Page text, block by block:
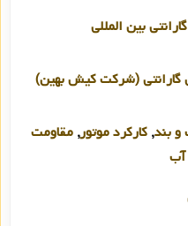
بین المللی
(شرکت کیش بهین)
بند, کارکرد موتور, مقاومت
آب